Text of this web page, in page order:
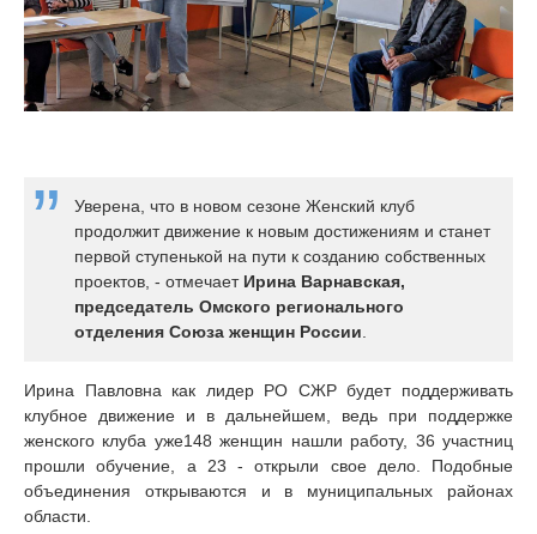
Уверена, что в новом сезоне Женский клуб
продолжит движение к новым достижениям и станет
первой ступенькой на пути к созданию собственных
проектов, - отмечает Ирина Варнавская,
председатель Омского регионального
отделения Союза женщин России
Ирина Павловна как лидер РО СЖР будет поддерживать
клубное движение и в дальнейшем, ведь при поддержке
женского клуба уже148 женщин нашли работу, 36 участниц
прошли обучение, а 23 - открыли свое дело. Подобные
объединения открываются и в муниципальных районах
области.